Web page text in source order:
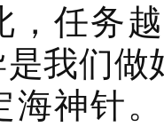
，任务
我们
海神针